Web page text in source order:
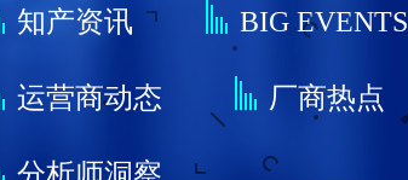
知产资讯 BIG EVENTS
运营商动态 厂商热点